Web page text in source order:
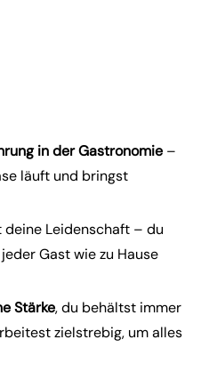
in der Gastronomie –
läuft und bringst
Leidenschaft – du
Gast wie zu Hause
Stärke, du behältst immer
zielstrebig, um alles